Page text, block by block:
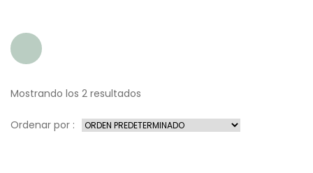
Mostrando los 2 resultados
Ordenar por :